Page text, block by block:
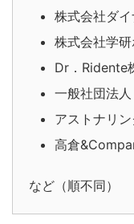
株式会社ダ
株式会社学
Dr．Ridente
一般社団法
アストナリ
高倉
など（順不同）